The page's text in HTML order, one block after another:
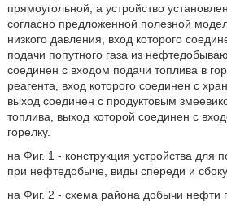
прямоугольной, а устройство
согласно предложенной полезной
низкого давления, вход которого
подачи попутного газа из
соединен с входом подачи топлива в
реагента, вход которого соединен с
выход соединен с продуктовым
топлива, выход которой соединен с
горелку.
на Фиг. 1 - конструкция устройства для
при нефтедобыче, виды спереди и
на Фиг. 2 - схема района добычи нефти